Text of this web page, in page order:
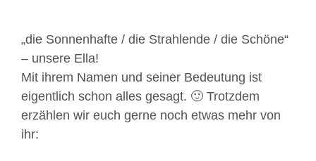
„die Sonnenhafte / die Strahlende / die Schöne“
– unsere Ella!
Mit ihrem Namen und seiner Bedeutung ist
eigentlich schon alles gesagt. 🙂 Trotzdem
erzählen wir euch gerne noch etwas mehr von
ihr: